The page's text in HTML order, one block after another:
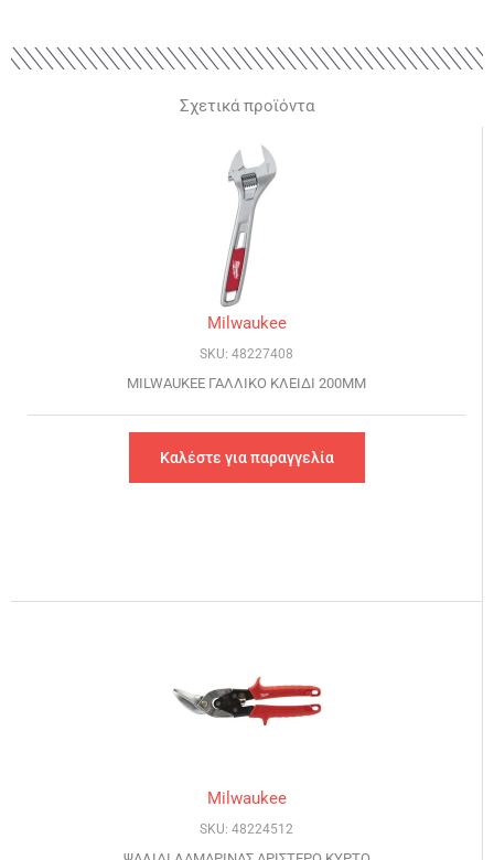
Σχετικά προϊόντα
Milwaukee
SKU: 48227408
MILWAUKEE ΓΑΛΛΙΚΟ ΚΛΕΙΔΙ 200MM
Καλέστε για παραγγελία
Milwaukee
SKU: 48224512